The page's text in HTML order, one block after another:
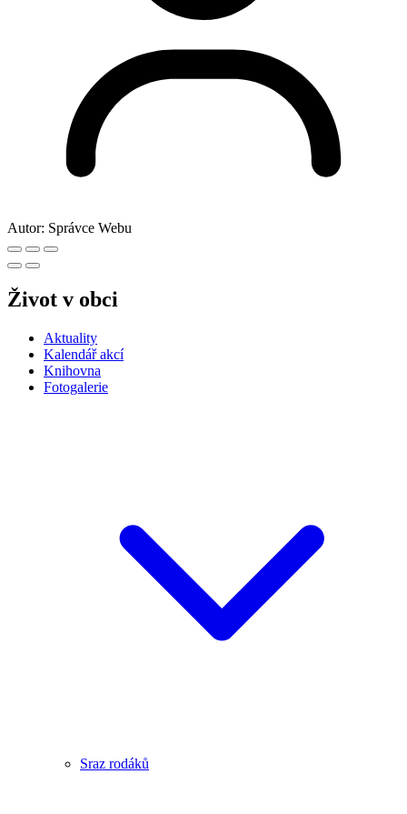
Autor: Správce Webu
Život v obci
Aktuality
Kalendář akcí
Knihovna
Fotogalerie
Sraz rodáků